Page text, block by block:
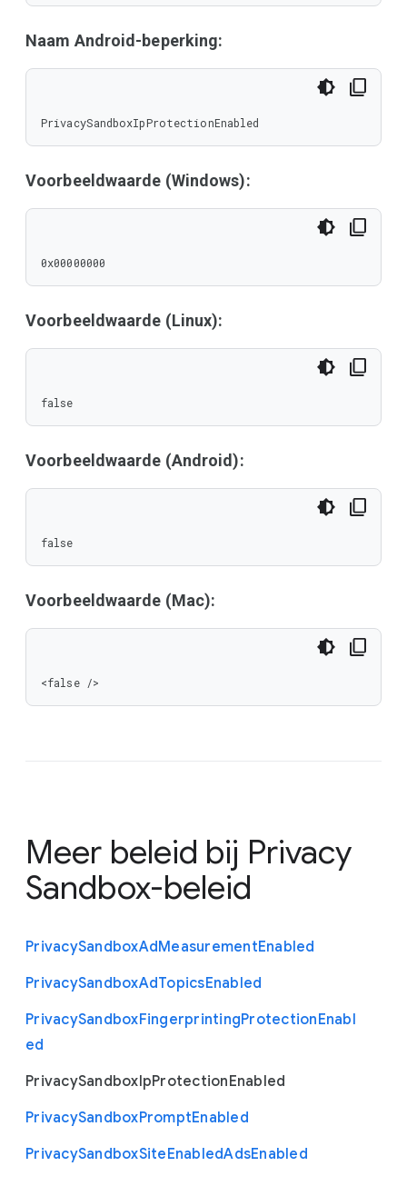
Naam Android-beperking:
PrivacySandboxIpProtectionEnabled
Voorbeeldwaarde (Windows):
0x00000000
Voorbeeldwaarde (Linux):
false
Voorbeeldwaarde (Android):
false
Voorbeeldwaarde (Mac):
<false />
Meer beleid bij Privacy
Sandbox-beleid
PrivacySandboxAdMeasurementEnabled
PrivacySandboxAdTopicsEnabled
PrivacySandboxFingerprintingProtectionEnabl
ed
PrivacySandboxIpProtectionEnabled
PrivacySandboxPromptEnabled
PrivacySandboxSiteEnabledAdsEnabled